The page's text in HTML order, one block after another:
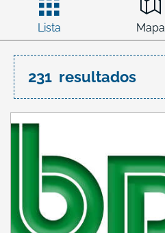
Lista Mapa
231 resultados